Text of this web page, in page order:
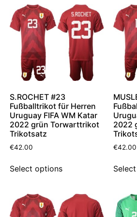
S.ROCHET #23
Fußballtrikot für Herren
Uruguay FIFA WM Katar
2022 grün Torwarttrikot
Trikotsatz
€42.00
Select options
2022
€42.00